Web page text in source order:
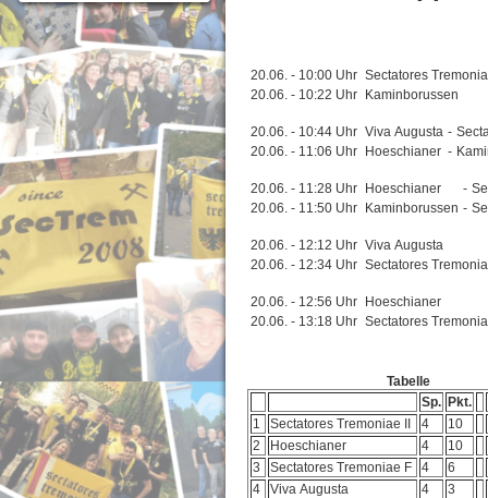
20.06. - 10:00 Uhr Sectatores
20.06. - 10:22 Uhr Kaminborussen
20.06. - 10:44 Uhr Viva Augusta -
20.06. - 11:06 Uhr Hoeschianer -
20.06. - 11:28 Uhr Hoeschianer -
20.06. - 11:50 Uhr Kaminborussen -
20.06. - 12:12 Uhr Viva Augusta
20.06. - 12:34 Uhr Sectatores
20.06. - 12:56 Uhr Hoeschianer
20.06. - 13:18 Uhr Sectatores
Tabelle
Sp. Pkt.
1
Sectatores Tremoniae II 4
10
2
Hoeschianer 4
10
3
Sectatores Tremoniae F 4
6
4
Viva Augusta 4
3